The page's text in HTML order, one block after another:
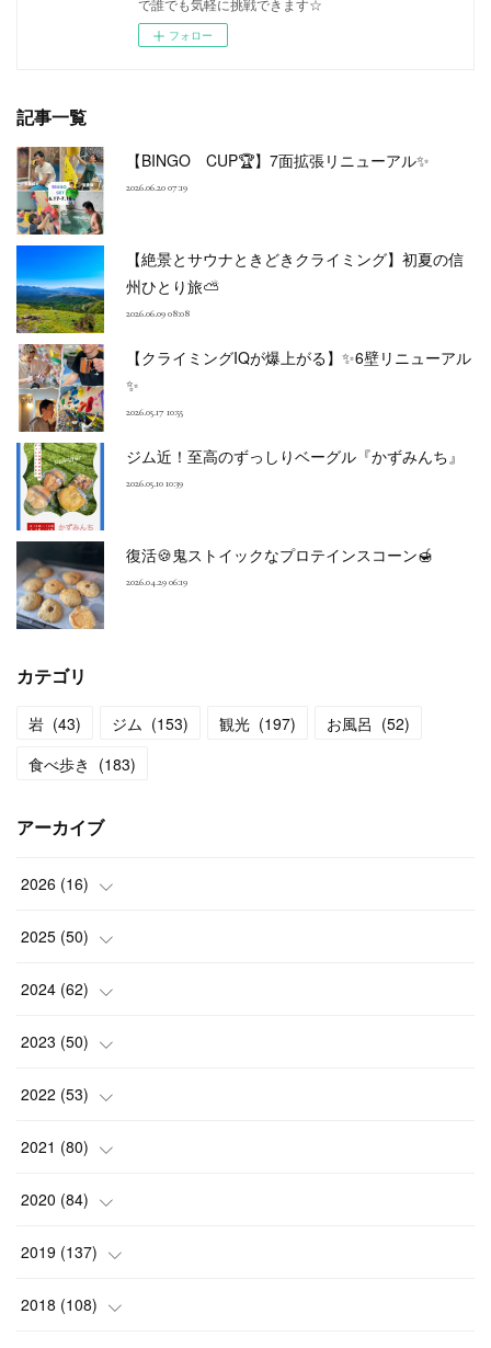
で誰でも気軽に挑戦できます☆
フォロー
記事一覧
【BINGO CUP🏆】7面拡張リニューアル✨
2026.06.20 07:19
【絶景とサウナときどきクライミング】初夏の信
州ひとり旅⛅
2026.06.09 08:08
【クライミングIQが爆上がる】✨6壁リニューアル
✨
2026.05.17 10:55
ジム近！至高のずっしりベーグル『かずみんち』
2026.05.10 10:39
復活🍪鬼ストイックなプロテインスコーン🍯
2026.04.29 06:19
カテゴリ
岩 (43) ジム (153) 観光 (197) お風呂 (52)
食べ歩き (183)
アーカイブ
2026 (16)
(2)
(2)
(3)
(3)
( 3)
2025 (50)
(3)
(4)
(4)
(4)
( 4)
2024 (62)
(6)
(5)
(6)
( 6)
( 5)
2023 (50)
(7)
(5)
(5)
(2)
( 5)
2022 (53)
(4)
(5)
(4)
( 3)
2021 (80)
(7)
(5)
(8)
2020 (84)
(9)
(6)
2019 (137)
(10)
2018 (108)